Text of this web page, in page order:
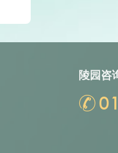
陵园咨